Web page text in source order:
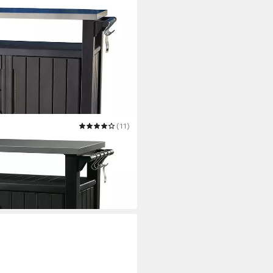
Holzoptik Anthrazit, aus
(11)